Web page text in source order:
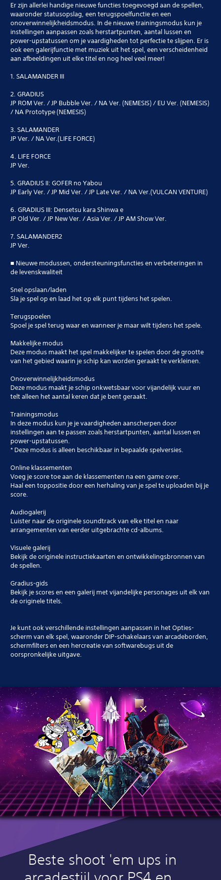
Er zijn allerlei handige nieuwe functies toegevoegd aan de spellen,
waaronder statusopslag, een terugspoelfunctie en een
onoverwinnelijkheidsmodus. In de nieuwe trainingsmodus kun je
instellingen aanpassen zoals herstartpunten, aantal lussen en
power-upstatussen om je vaardigheden tot perfectie te slijpen. Er is
ook een galerijfunctie met muziek uit het spel, een verscheidenheid
aan afbeeldingen uit elke titel en nog heel veel meer!
1. SALAMANDER III
2. GRADIUS
JP ROM Ver. / JP Bubble Ver. / NA Ver. (NEMESIS) / EU Ver. (NEMESIS)
/ NA Prototype (NEMESIS)
3. SALAMANDER
JP Ver. / NA Ver.(LIFE FORCE)
4. LIFE FORCE
JP Ver.
5. GRADIUS II: GOFER no Yabou
JP Early Ver. / JP Mid Ver. / JP Late Ver. / NA Ver.(VULCAN VENTURE)
6. GRADIUS III: Densetsu kara Shinwa e
JP Old Ver. / JP New Ver. / Asia Ver. / JP AM Show Ver.
7. SALAMANDER2
JP Ver.
■ Nieuwe modussen, ondersteuningsfuncties en verbeteringen in
de levenskwaliteit
Snel opslaan/laden
Sla je spel op en laad het op elk punt tijdens het spelen.
Terugspoelen
Spoel je spel terug waar en wanneer je maar wilt tijdens het spele.
Makkelijke modus
Deze modus maakt het spel makkelijker te spelen door de grootte
van het gebied waarin je schip kan worden geraakt te verkleinen.
Onoverwinnelijkheidsmodus
Deze modus maakt je schip onkwetsbaar voor vijandelijk vuur en
telt alleen het aantal keren dat je bent geraakt.
Trainingsmodus
In deze modus kun je je vaardigheden aanscherpen door
instellingen aan te passen zoals herstartpunten, aantal lussen en
power-upstatussen.
* Deze modus is alleen beschikbaar in bepaalde spelversies.
Online klassementen
Voeg je score toe aan de klassementen na een game over.
Haal een toppositie door een herhaling van je spel te uploaden bij je
score.
Audiogalerij
Luister naar de originele soundtrack van elke titel en naar
arrangementen van eerder uitgebrachte cd-albums.
Visuele galerij
Bekijk de originele instructiekaarten en ontwikkelingsbronnen van
de spellen.
Gradius-gids
Bekijk je scores en een galerij met vijandelijke personages uit elk van
de originele titels.
Je kunt ook verschillende instellingen aanpassen in het Opties-
scherm van elk spel, waaronder DIP-schakelaars van arcadeborden,
schermfilters en een hercreatie van softwarebugs uit de
oorspronkelijke uitgave.
Beste shoot 'em ups in